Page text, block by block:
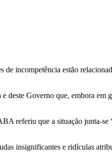
incompetência estão
Governo que, embora em
referiu que a situação junta-
insignificantes e ridículas